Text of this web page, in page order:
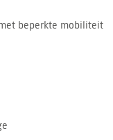
beperkte mobiliteit